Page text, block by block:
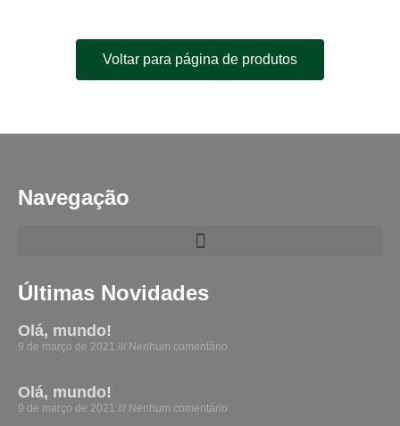
Voltar para página de produtos
Navegação
Últimas Novidades
Olá, mundo!
9 de março de 2021 Nenhum comentário
Olá, mundo!
9 de março de 2021 Nenhum comentário